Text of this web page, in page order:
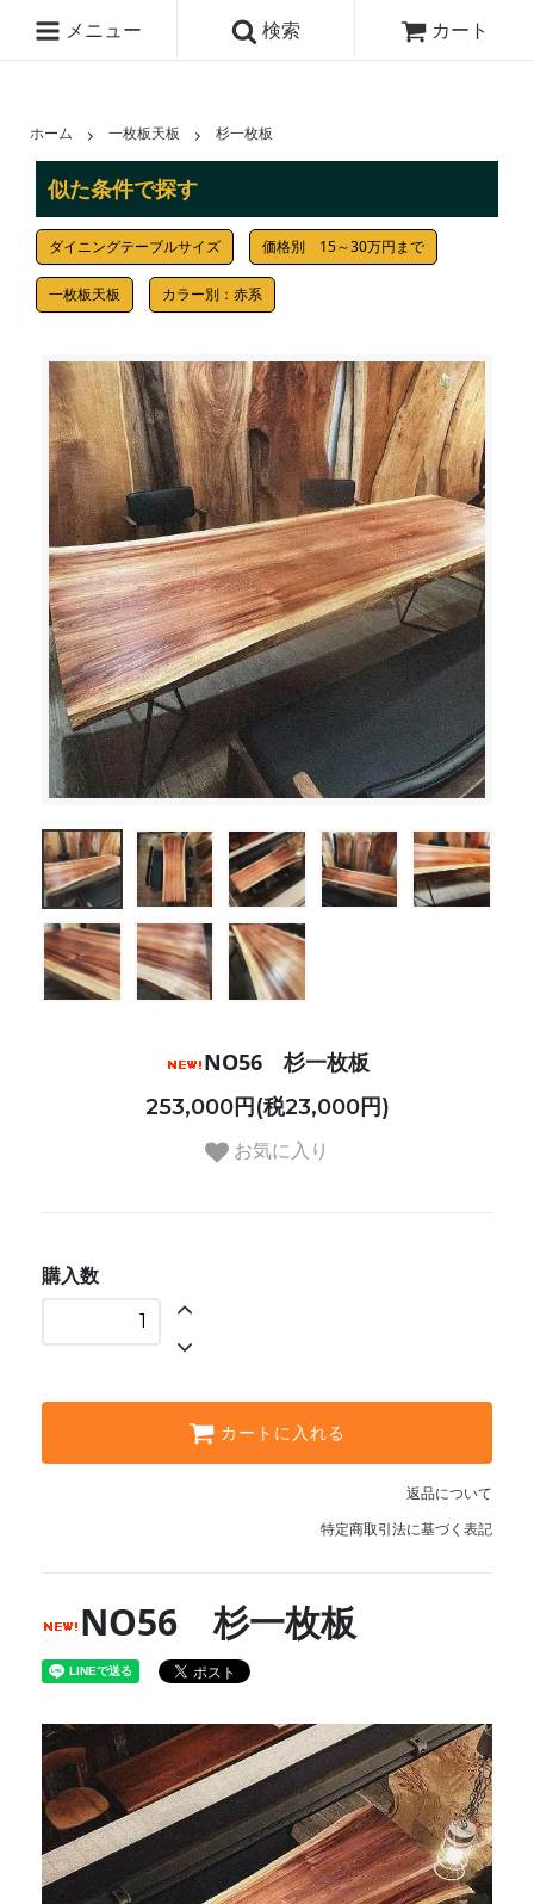
メニュー 検索 カート
ホーム 一枚板天板 杉一枚板
似た条件で探す
ダイニングテーブルサイズ 価格別 15～30万円まで
一枚板天板 カラー別：赤系
NO56 杉一枚板
253,000円(税23,000円)
お気に入り
購入数
カートに入れる
返品について
特定商取引法に基づく表記
NO56 杉一枚板